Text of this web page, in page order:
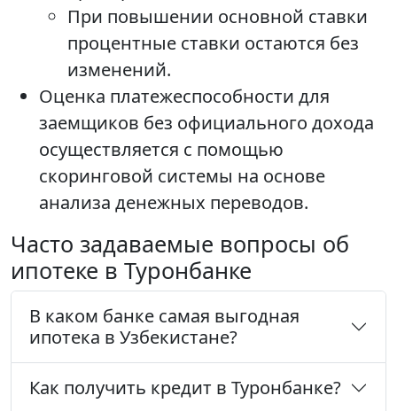
При повышении основной ставки
процентные ставки остаются без
изменений.
Оценка платежеспособности для
заемщиков без официального дохода
осуществляется с помощью
скоринговой системы на основе
анализа денежных переводов.
Часто задаваемые вопросы об
ипотеке в Туронбанке
В каком банке самая выгодная
ипотека в Узбекистане?
Как получить кредит в Туронбанке?